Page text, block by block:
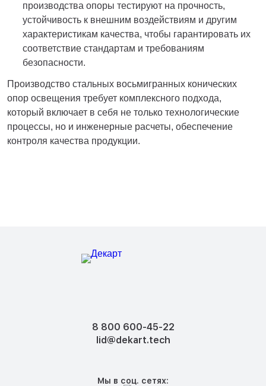
производства опоры тестируют на прочность,
устойчивость к внешним воздействиям и другим
характеристикам качества, чтобы гарантировать их
соответствие стандартам и требованиям
безопасности.
Производство стальных восьмигранных конических
опор освещения требует комплексного подхода,
который включает в себя не только технологические
процессы, но и инженерные расчеты, обеспечение
контроля качества продукции.
8 800 600-45-22
lid@dekart.tech
Мы в соц. сетях: